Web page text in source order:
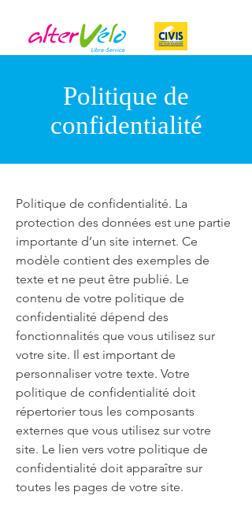
Politique de
confidentialité
Politique de confidentialité. La
protection des données est une partie
importante d’un site internet. Ce
modèle contient des exemples de
texte et ne peut être publié. Le
contenu de votre politique de
confidentialité dépend des
fonctionnalités que vous utilisez sur
votre site. Il est important de
personnaliser votre texte. Votre
politique de confidentialité doit
répertorier tous les composants
externes que vous utilisez sur votre
site. Le lien vers votre politique de
confidentialité doit apparaître sur
toutes les pages de votre site.